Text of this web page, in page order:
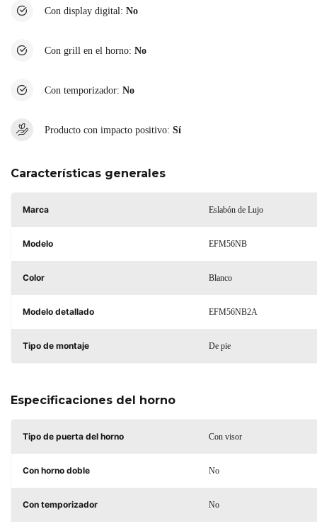
Con display digital: No
Con grill en el horno: No
Con temporizador: No
Producto con impacto positivo: Sí
Características generales
Marca Eslabón de Lujo
Modelo EFM56NB
Color Blanco
Modelo detallado EFM56NB2A
Tipo de montaje De pie
Especificaciones del horno
Tipo de puerta del horno Con visor
Con horno doble No
Con temporizador No